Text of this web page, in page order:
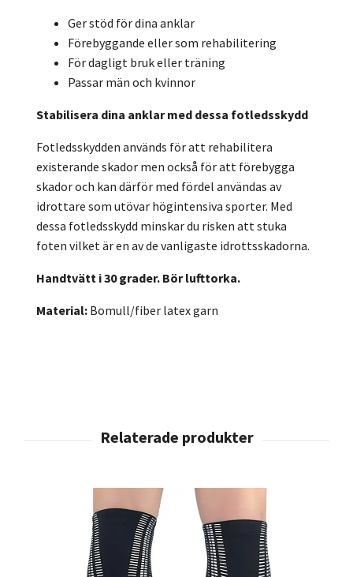
Ger stöd för dina anklar
Förebyggande eller som rehabilitering
För dagligt bruk eller träning
Passar män och kvinnor
Stabilisera dina anklar med dessa fotledsskydd
Fotledsskydden används för att rehabilitera
existerande skador men också för att förebygga
skador och kan därför med fördel användas av
idrottare som utövar högintensiva sporter. Med
dessa fotledsskydd minskar du risken att stuka
foten vilket är en av de vanligaste idrottsskadorna.
Handtvätt i 30 grader. Bör lufttorka.
Material: Bomull/fiber latex garn